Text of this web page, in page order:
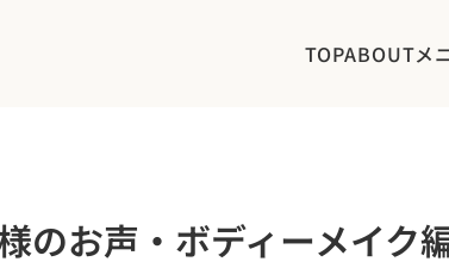
TOPABOUTメ
のお声・ボディーメイク